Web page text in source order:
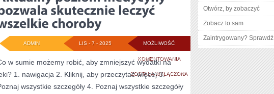
MOŻLIWOŚĆ
KOMENTOWANIAAKTUALNY
POZIOM
MEDYCYNY
ZOSTAŁA WYŁĄCZONA
LIS - 7 - 2025
ADMIN
w sumie możemy robić, aby zmniejszyć wydatki na
1. nawigacja 2. Kliknij, aby przeczytać więcej 3.
wszystkie szczegóły 4. Poznaj wszystkie szczegóły
Otwórz, by zobaczyć
Zobacz to sam
Zaintrygowany? Sprawdź